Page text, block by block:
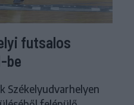
futsalos
be
Székelyudvarhelyen